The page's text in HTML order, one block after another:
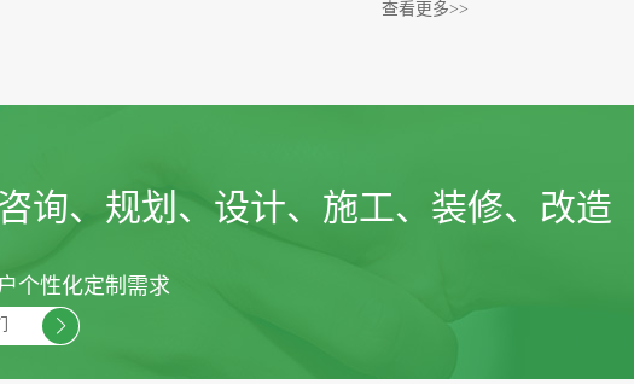
查看更多>>
询、规划、设计、施工、装修、改造
个性化定制需求